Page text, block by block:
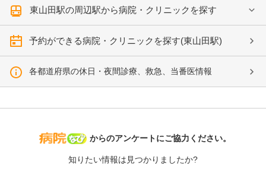
東山田駅の周辺駅から病院・クリニックを探す
予約ができる病院・クリニックを探す(東山田駅)
各都道府県の休日・夜間診療、救急、当番医情報
病院なび
からのアンケートにご協力ください。
知りたい情報は見つかりましたか?